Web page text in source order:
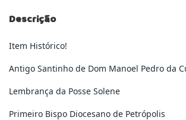
Descrição
Item Histórico!
Antigo Santinho de Dom Manoel Pedro da
Lembrança da Posse Solene
Primeiro Bispo Diocesano de Petrópolis